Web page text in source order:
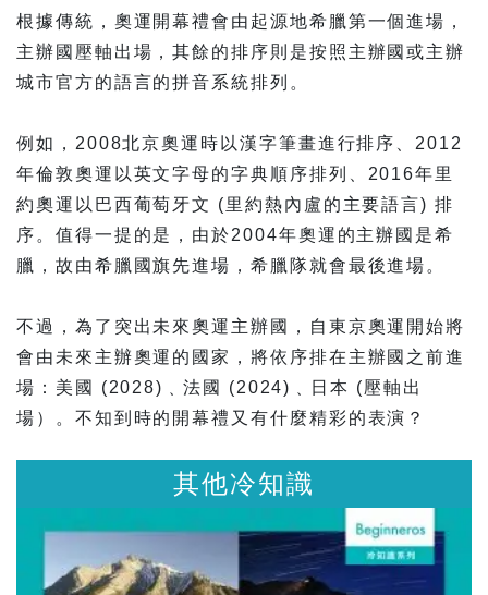
根據傳統，奧運開幕禮會由起源地希臘第一個進場，
主辦國壓軸出場，其餘的排序則是按照主辦國或主辦
城市官方的語言的拼音系統排列。
例如，2008北京奧運時以漢字筆畫進行排序、2012
年倫敦奧運以英文字母的字典順序排列、2016年里
約奧運以巴西葡萄牙文 (里約熱內盧的主要語言) 排
序。值得一提的是，由於2004年奧運的主辦國是希
臘，故由希臘國旗先進場，希臘隊就會最後進場。
不過，為了突出未來奧運主辦國，自東京奧運開始將
會由未來主辦奧運的國家，將依序排在主辦國之前進
場：美國 (2028)﹑法國 (2024)﹑日本 (壓軸出
場）。不知到時的開幕禮又有什麼精彩的表演？
其他冷知識